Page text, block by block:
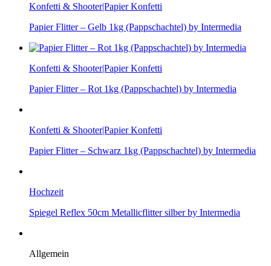
Konfetti & Shooter|Papier Konfetti
Papier Flitter – Gelb 1kg (Pappschachtel) by Intermedia
Konfetti & Shooter|Papier Konfetti
Papier Flitter – Rot 1kg (Pappschachtel) by Intermedia
Konfetti & Shooter|Papier Konfetti
Papier Flitter – Schwarz 1kg (Pappschachtel) by Intermedia
Hochzeit
Spiegel Reflex 50cm Metallicflitter silber by Intermedia
Allgemein